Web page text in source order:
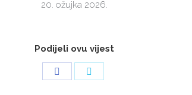
20. ožujka 2026.
Podijeli ovu vijest